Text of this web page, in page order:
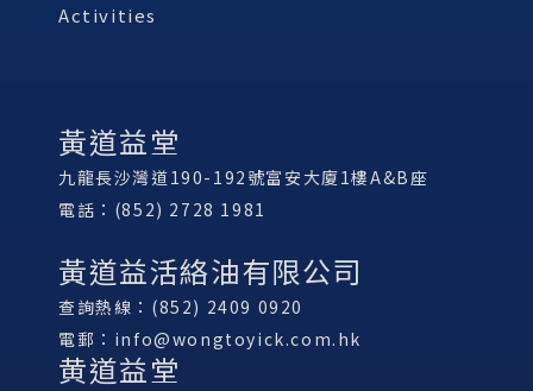
Activities
黃道益堂
九龍長沙灣道190-192號富安大廈1樓A&B座
電話：(852) 2728 1981
黃道益活絡油有限公司
查詢熱線：(852) 2409 0920
電郵： info@wongtoyick.com.hk
黄道益堂